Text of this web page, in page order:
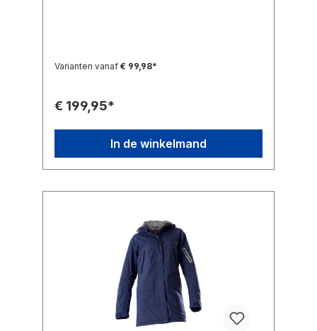
Varianten vanaf € 99,98*
€ 199,95*
In de winkelmand